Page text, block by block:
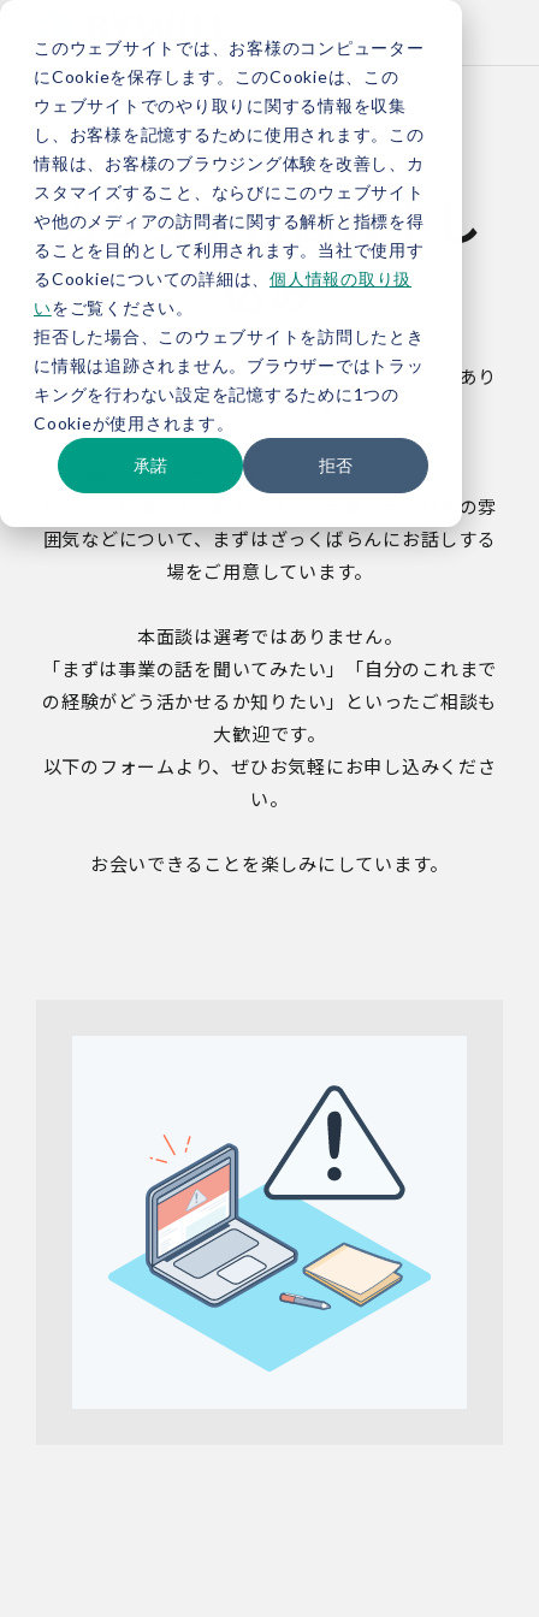
このウェブサイトでは、お客様のコンピューター
にCookieを保存します。このCookieは、この
ウェブサイトでのやり取りに関する情報を収集
し、お客様を記憶するために使用されます。この
情報は、お客様のブラウジング体験を改善し、カ
スタマイズすること、ならびにこのウェブサイト
や他のメディアの訪問者に関する解析と指標を得
ることを目的として利用されます。当社で使用す
るCookieについての詳細は、 個人情報の取り扱
いをご覧ください。
拒否した場合、このウェブサイトを訪問したとき
に情報は追跡されません。ブラウザーではトラッ
キングを行わない設定を記憶するために1つの
Cookieが使用されます。
承諾 拒否
カジュアル面談申し
込み
株式会社バイウィルにご興味をお持ちいただき、あり
がとうございます。
「GXをやるべきことからやりたくなることへ 」
私たちの目指す世界観や具体的な事業内容、社内の雰
囲気などについて、まずはざっくばらんにお話しする
場をご用意しています。
本面談は選考ではありません。
「まずは事業の話を聞いてみたい」「自分のこれまで
の経験がどう活かせるか知りたい」といったご相談も
大歓迎です。
以下のフォームより、ぜひお気軽にお申し込みくださ
い。
お会いできることを楽しみにしています。